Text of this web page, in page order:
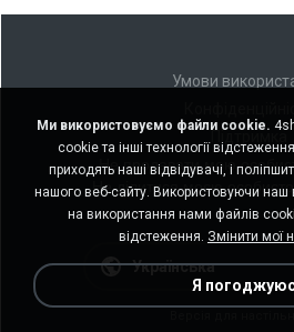
Умови
Не продавати мою
Не ділитися моєю
Українська
Ми використовуємо файли cookie.
cookie та інші технології
приходять наші відвідувачі, і
нашого веб-сайту. Використовуючи наш
на використання нами файлів
відстеження. Змінити мої
Я